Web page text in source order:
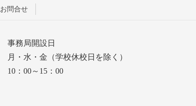
お問合せ
事務局開設日
月・水・金（学校休校日を除く）
10：00～15：00